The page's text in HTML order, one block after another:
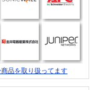
品を取り扱ってます